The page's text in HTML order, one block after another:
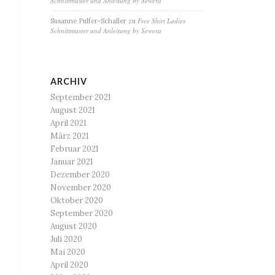
Susanne Pulfer-Schaller zuFree Shirt Ladies
Schnittmuster und Anleitung by Sewera
ARCHIV
September 2021
August 2021
April 2021
März 2021
Februar 2021
Januar 2021
Dezember 2020
November 2020
Oktober 2020
September 2020
August 2020
Juli 2020
Mai 2020
April 2020